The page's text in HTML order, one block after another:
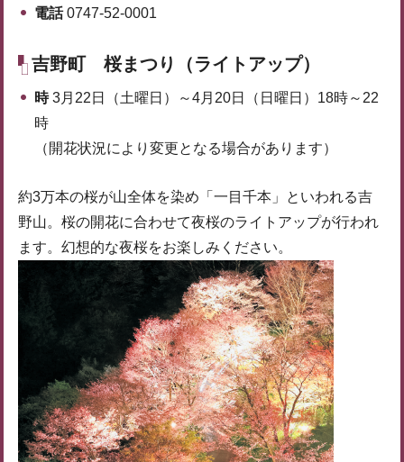
電話0747-52-0001
吉野町 桜まつり（ライトアップ）
時3月22日（土曜日）～4月20日（日曜日）18時～22
時
（開花状況により変更となる場合があります）
約3万本の桜が山全体を染め「一目千本」といわれる吉
野山。桜の開花に合わせて夜桜のライトアップが行われ
ます。幻想的な夜桜をお楽しみください。